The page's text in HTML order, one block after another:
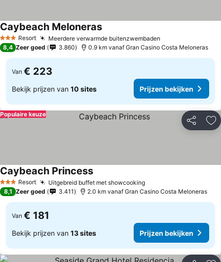
3 SterrenResort Meerdere verwarmde buitenzwembaden
Caybeach MelonerasPrijzen bekijken
8,4 Zeer goed 3.860 0.9 km vanaf Gran Casino Costa Meloneras
Van € 223
Bekijk prijzen van 10 sites Prijzen bekijken
Delen
Populaire keuze
3 SterrenResort Uitgebreid buffet met showcookingPrijzen bekijken
Caybeach PrincessPrijzen bekijken
8,1 Zeer goed 3.411 2.0 km vanaf Gran Casino Costa Meloneras
Van € 181
Bekijk prijzen van 13 sites Prijzen bekijken